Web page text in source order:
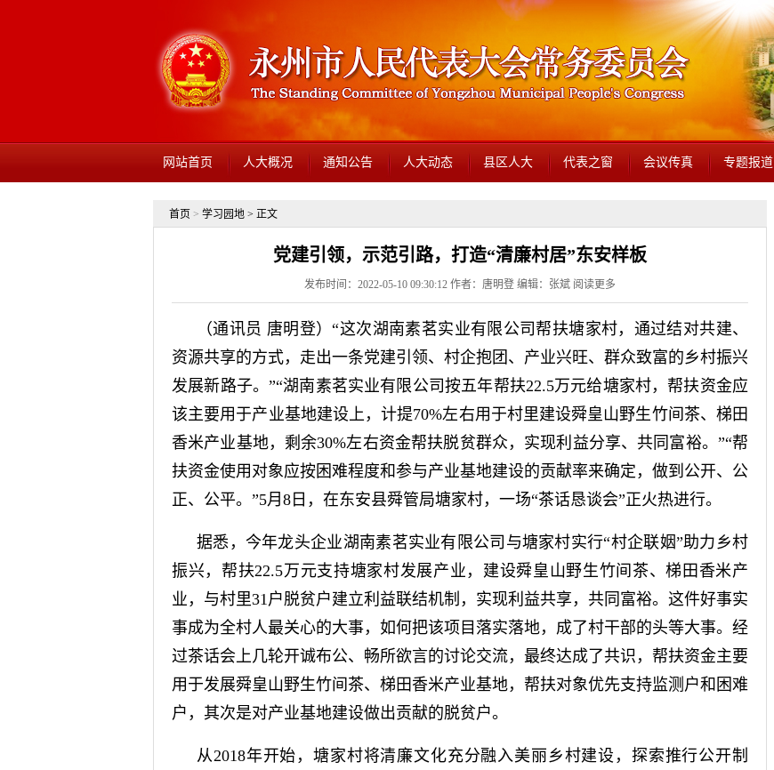
网站首页 人大概况 通知公告 人大动态 县区人大 代表之窗 会议传真 专题报道
首页 > 学习园地 > 正文
党建引领，示范引路，打造“清廉村居”东安样板
发布时间：2022-05-10 09:30:12 作者：唐明登 编辑：张斌 阅读更多
（通讯员 唐明登）“这次湖南素茗实业有限公司帮扶塘家村，通过结对共建、
资源共享的方式，走出一条党建引领、村企抱团、产业兴旺、群众致富的乡村振兴
发展新路子。”“湖南素茗实业有限公司按五年帮扶22.5万元给塘家村，帮扶资金应
该主要用于产业基地建设上，计提70%左右用于村里建设舜皇山野生竹间茶、梯田
香米产业基地，剩余30%左右资金帮扶脱贫群众，实现利益分享、共同富裕。”“帮
扶资金使用对象应按困难程度和参与产业基地建设的贡献率来确定，做到公开、公
正、公平。”5月8日，在东安县舜管局塘家村，一场“茶话恳谈会”正火热进行。
据悉，今年龙头企业湖南素茗实业有限公司与塘家村实行“村企联姻”助力乡村
振兴，帮扶22.5万元支持塘家村发展产业，建设舜皇山野生竹间茶、梯田香米产
业，与村里31户脱贫户建立利益联结机制，实现利益共享，共同富裕。这件好事实
事成为全村人最关心的大事，如何把该项目落实落地，成了村干部的头等大事。经
过茶话会上几轮开诚布公、畅所欲言的讨论交流，最终达成了共识，帮扶资金主要
用于发展舜皇山野生竹间茶、梯田香米产业基地，帮扶对象优先支持监测户和困难
户，其次是对产业基地建设做出贡献的脱贫户。
从2018年开始，塘家村将清廉文化充分融入美丽乡村建设，探索推行公开制